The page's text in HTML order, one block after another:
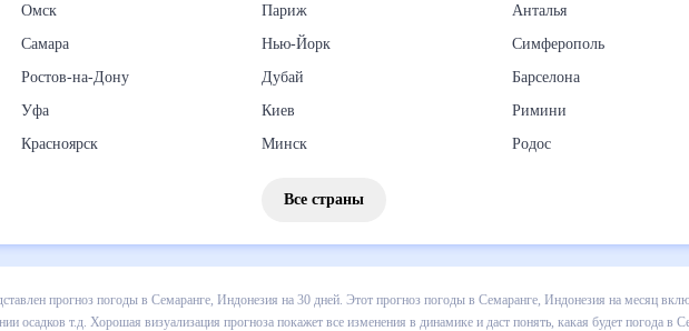
Омск
Самара
Ростов-на-Дону
Уфа
Красноярск
Париж
Нью-Йорк
Дубай
Киев
Минск
Анталья
Симферополь
Барселона
Римини
Родос
Все страны
представлен прогноз погоды в Семаранге, Индонезия на 30 дней. Этот прогноз погоды в
все сведения по дневной температуре , выпадении осадков т.д. Хорошая визуализация